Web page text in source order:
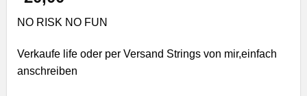
NO RISK NO FUN
Verkaufe life oder per Versand Strings von mir,einfach
anschreiben